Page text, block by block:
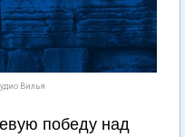
Вилья
победу над